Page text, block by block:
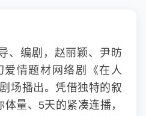
、编剧，赵丽颖、尹昉
爱情题材网络剧《在人
场播出。凭借独特的叙
量、5天的紧凑连播，